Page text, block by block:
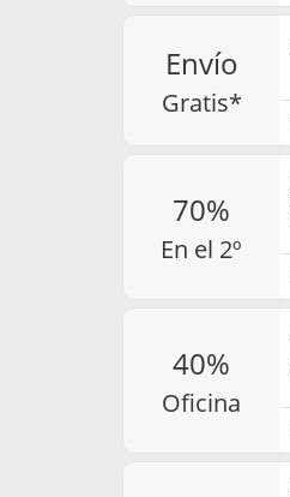
envío
gratis*
70%
en el 2º
40%
oficina